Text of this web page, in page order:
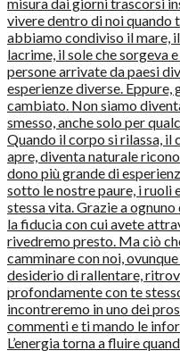
L’energia torna a fluire